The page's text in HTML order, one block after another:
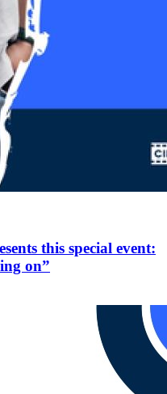
this special event:
on”